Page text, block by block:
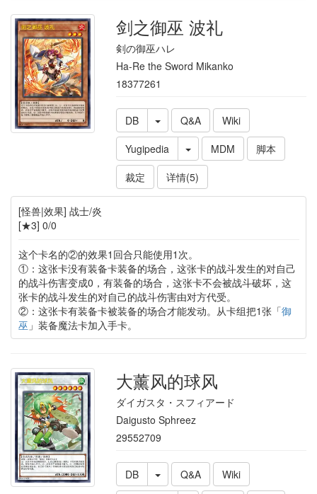
剑之御巫 波礼
剣の御巫ハレ
Ha-Re the Sword Mikanko
18377261
DB Q&A
Wiki
Yugipedia
MDM
脚本
裁定
详情(5)
[怪兽|效果] 战士/炎
[★3] 0/0
这个卡名的②的效果1回合只能使用1次。
①：这张卡没有装备卡装备的场合，这张卡的战斗发生的对自己
的战斗伤害变成0，有装备的场合，这张卡不会被战斗破坏，这
张卡的战斗发生的对自己的战斗伤害由对方代受。
②：这张卡有装备卡被装备的场合才能发动。从卡组把1张「御
巫 」装备魔法卡加入手卡。
大薰风的球风
ダイガスタ・スフィアード
Daigusto Sphreez
29552709
DB Q&A
Wiki